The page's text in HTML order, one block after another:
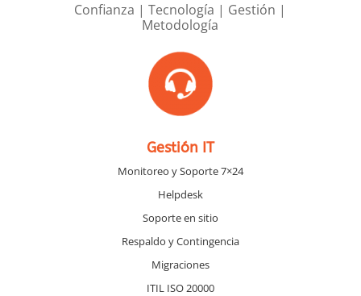
Confianza | Tecnología | Gestión |
Metodología
Gestión IT
Monitoreo y Soporte 7×24
Helpdesk
Soporte en sitio
Respaldo y Contingencia
Migraciones
ITIL ISO 20000